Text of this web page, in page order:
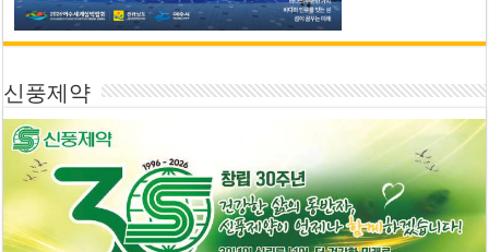
신풍제약